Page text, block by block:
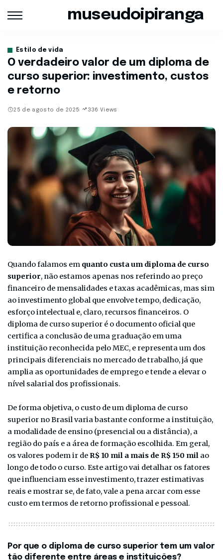
museudoipiranga
Estilo de vida
O verdadeiro valor de um diploma de
curso superior: investimento, custos
e retorno
25 de agosto de 2025 336 Views
Quando falamos em quanto custa um diploma de curso
superior, não estamos apenas nos referindo ao preço
financeiro de mensalidades e taxas acadêmicas, mas sim
ao investimento global que envolve tempo, dedicação,
esforço intelectual e, claro, recursos financeiros. O
diploma de curso superior é o documento oficial que
certifica a conclusão de uma graduação em uma
instituição reconhecida pelo MEC, e representa um dos
principais diferenciais no mercado de trabalho, já que
amplia as oportunidades de emprego e tende a elevar o
nível salarial dos profissionais.
De forma objetiva, o custo de um diploma de curso
superior no Brasil varia bastante conforme a instituição,
a modalidade de ensino (presencial ou a distância), a
região do país e a área de formação escolhida. Em geral,
os valores podem ir de R$ 10 mil a mais de R$ 150 mil ao
longo de todo o curso. Este artigo vai detalhar os fatores
que influenciam esse investimento, trazer estimativas
reais e mostrar se, de fato, vale a pena arcar com esse
custo em termos de retorno profissional e pessoal.
Por que o diploma de curso superior tem um valor
tão diferente entre áreas e instituições?